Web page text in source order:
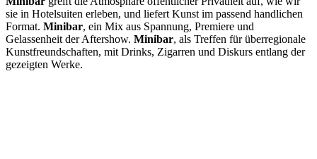
sie in Hotelsuiten erleben, und liefert Kunst im passend handlichen
Format. Minibar, ein Mix aus Spannung, Premiere und
Gelassenheit der Aftershow. Minibar, als Treffen für überregionale
Kunstfreundschaften, mit Drinks, Zigarren und Diskurs entlang der
gezeigten Werke.